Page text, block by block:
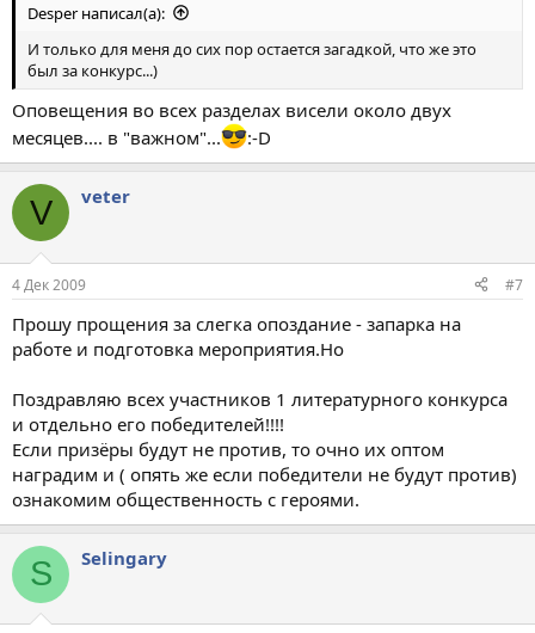
Desper написал(а):
И только для меня до сих пор остается загадкой, что же это
был за конкурс...)
Оповещения во всех разделах висели около двух
месяцев.... в "важном"...
:-D
V veter
4 Дек 2009 #7
Прошу прощения за слегка опоздание - запарка на
работе и подготовка мероприятия.Но
Поздравляю всех участников 1 литературного конкурса
и отдельно его победителей!!!!
Если призёры будут не против, то очно их оптом
наградим и ( опять же если победители не будут против)
ознакомим общественность с героями.
S Selingary